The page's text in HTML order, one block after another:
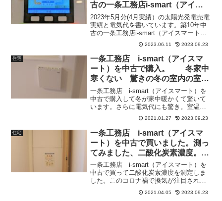
古の一条工務店i-smart（アイス
マート）
2023年5月分(4月実績）の太陽光発電売電
実績と電気代を書いています。築10年中
古の一条工務店i-smart（アイスマート）
2023.06.11 2023.09.23
住宅
一条工務店 i-smart（アイスマ
ート）を中古で購入。 冬家中
寒くない 驚きの冬の室内の室温
変化と電気代公開
一条工務店 i-smart（アイスマート）を
中古で購入して冬が家中暖かくて驚いて
います。さらに電気代にも驚き。室温と
電気代を公開しています。
2021.01.27 2023.09.23
住宅
一条工務店 i-smart（アイスマ
ート）を中古で買いました。測っ
てみました、二酸化炭素濃度。
コロナウイルス対策
一条工務店 i-smart（アイスマート）を
中古で買って二酸化炭素濃度を測定しま
した。このコロナ禍で換気が注目されて
いる中家の換気はされているのか実際に
換気してみました。
2021.04.05 2023.09.23